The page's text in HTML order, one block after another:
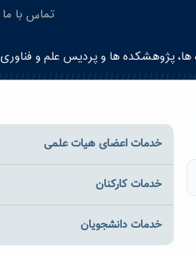
تماس با ما
پژوهشکده ها و پردیس علم و فناوری
خدمات اعضای هیات علمی
خدمات کارکنان
خدمات دانشجویان